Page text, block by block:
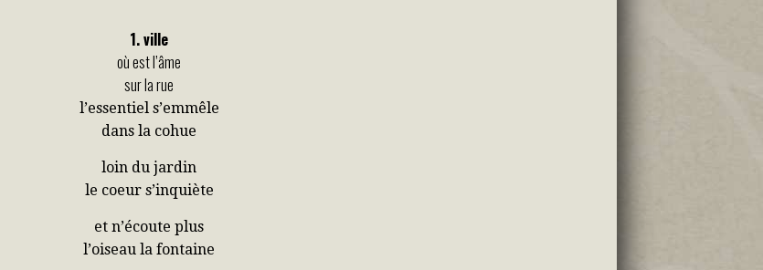
1. ville
où est l’âme
sur la rue
l’essentiel s’emmêle
dans la cohue
loin du jardin
le coeur s’inquiète
et n’écoute plus
l’oiseau la fontaine